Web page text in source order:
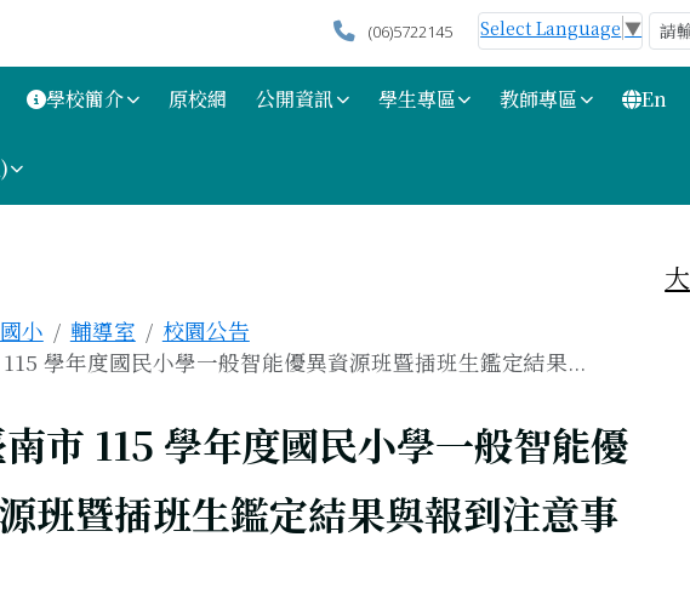
(06)5722145 Select Language ▼
學校簡介 原校網 公開資訊 學生專區 教師專區 En
大
區域
小 輔導室
校園公告
學年度國民小學一般智能優異資源班暨插班生鑑定結果...
頁
市 115 學年度國民小學一般智能優
班暨插班生鑑定結果與報到注意事